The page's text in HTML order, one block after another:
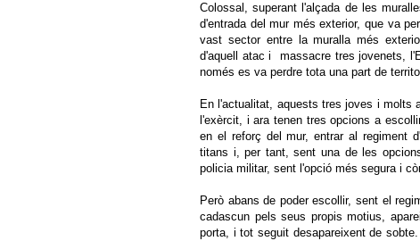
Colossal, superant l'alçada de les
d'entrada del mur més exterior, que va
vast sector entre la muralla més
d'aquell atac i massacre tres jovenets,
només es va perdre tota una part de
En l'actualitat, aquests tres joves i molts
l'exèrcit, i ara tenen tres opcions a
en el reforç del mur, entrar al regiment
titans i, per tant, sent una de les
policia militar, sent l'opció més segura i
Però abans de poder escollir, sent el
cadascun pels seus propis motius,
porta, i tot seguit desapareixent de